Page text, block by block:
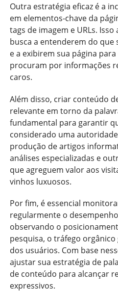
Outra estratégia eficaz é a
em elementos-chave da
tags de imagem e URLs.
busca a entenderem do
e a exibirem sua página
procuram por informações
caros.
Além disso, criar conteúdo
relevante em torno da
fundamental para garantir
considerado uma
produção de artigos
análises especializadas e
que agreguem valor aos
vinhos luxuosos.
Por fim, é essencial
regularmente o
observando o
pesquisa, o tráfego
dos usuários. Com base
ajustar sua estratégia de
de conteúdo para alcançar
expressivos.